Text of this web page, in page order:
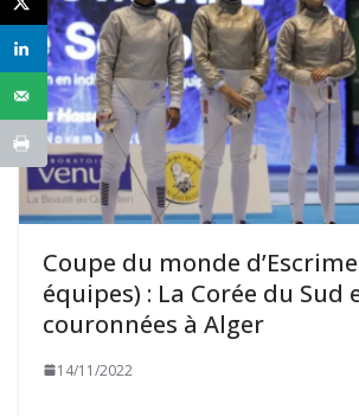
Coupe du monde
équipes) : La Corée du Sud
couronnées à Alger
14/11/2022